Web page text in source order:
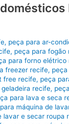
, peça para ar-
, peça para fogão
para forno elétrico
freezer recife,
free recife, peça
recife,
para lava e seca
máquina de
lavar e secar roupa